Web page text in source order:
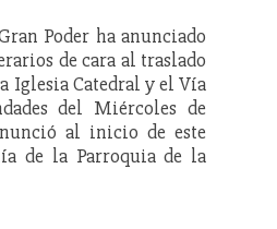
Poder ha anunciado
de cara al traslado
Iglesia Catedral y el Vía
del Miércoles de
al inicio de este
de la Parroquia de la